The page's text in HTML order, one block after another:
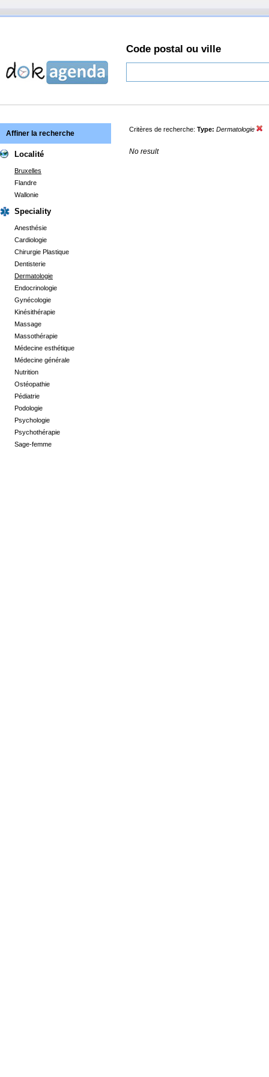
Code postal ou ville
Affiner la recherche
Localité
Bruxelles
Flandre
Wallonie
Speciality
Anesthésie
Cardiologie
Chirurgie Plastique
Dentisterie
Dermatologie
Endocrinologie
Gynécologie
Kinésithérapie
Massage
Massothérapie
Médecine esthétique
Médecine générale
Nutrition
Ostéopathie
Pédiatrie
Podologie
Psychologie
Psychothérapie
Sage-femme
Critères de recherche: Type: Dermatologie
No result